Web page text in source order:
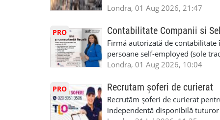
Londra, 01 Aug 2026, 21:47
PRO Contabilitate Companii si
Firmă autorizată de contabilitate
persoane self-employed (sole
închiriate (landlords) Serviciile
HMRC: PAYE / VAT / CIS ✔
Consultanță fiscală ✔ Declarații
Corporation Tax ✔ Company
Londra, 01 Aug 2026, 10:04
PRO Recrutam șoferi de curierat
Recrutăm șoferi de curierat
independentă disponibilă